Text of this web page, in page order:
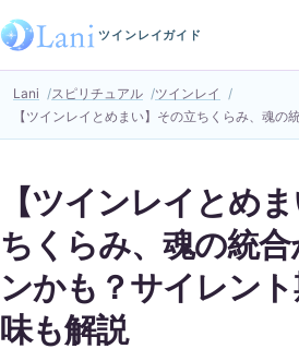
ツインレイガイド
Lani スピリチュアル
ツインレイ
【ツインレイとめ
ちくらみ、魂の統
ンかも？サイレン
味も解説